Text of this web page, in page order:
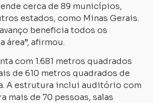
cerca de 89 municípios,
estados, como Minas Gerais.
beneficia todos os
área”, afirmou.
com 1.681 metros quadrados
de 610 metros quadrados de
A estrutura inclui auditório com
mais de 70 pessoas, salas